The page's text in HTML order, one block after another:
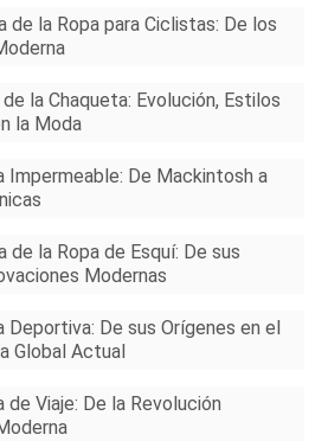
de la Ropa para Ciclistas: De los
la Chaqueta: Evolución, Estilos
la Moda
Impermeable: De Mackintosh a
de la Ropa de Esquí: De sus
Modernas
Deportiva: De sus Orígenes en el
Global Actual
de Viaje: De la Revolución